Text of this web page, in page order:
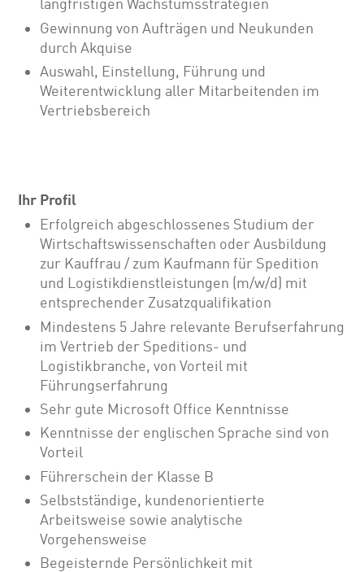
langfristigen Wachstumsstrategien
Gewinnung von Aufträgen und Neukunden
durch Akquise
Auswahl, Einstellung, Führung und
Weiterentwicklung aller Mitarbeitenden im
Vertriebsbereich
Ihr Profil
Erfolgreich abgeschlossenes Studium der
Wirtschaftswissenschaften oder Ausbildung
zur Kauffrau / zum Kaufmann für Spedition
und Logistikdienstleistungen (m/w/d) mit
entsprechender Zusatzqualifikation
Mindestens 5 Jahre relevante Berufserfahrung
im Vertrieb der Speditions- und
Logistikbranche, von Vorteil mit
Führungserfahrung
Sehr gute Microsoft Office Kenntnisse
Kenntnisse der englischen Sprache sind von
Vorteil
Führerschein der Klasse B
Selbstständige, kundenorientierte
Arbeitsweise sowie analytische
Vorgehensweise
Begeisternde Persönlichkeit mit